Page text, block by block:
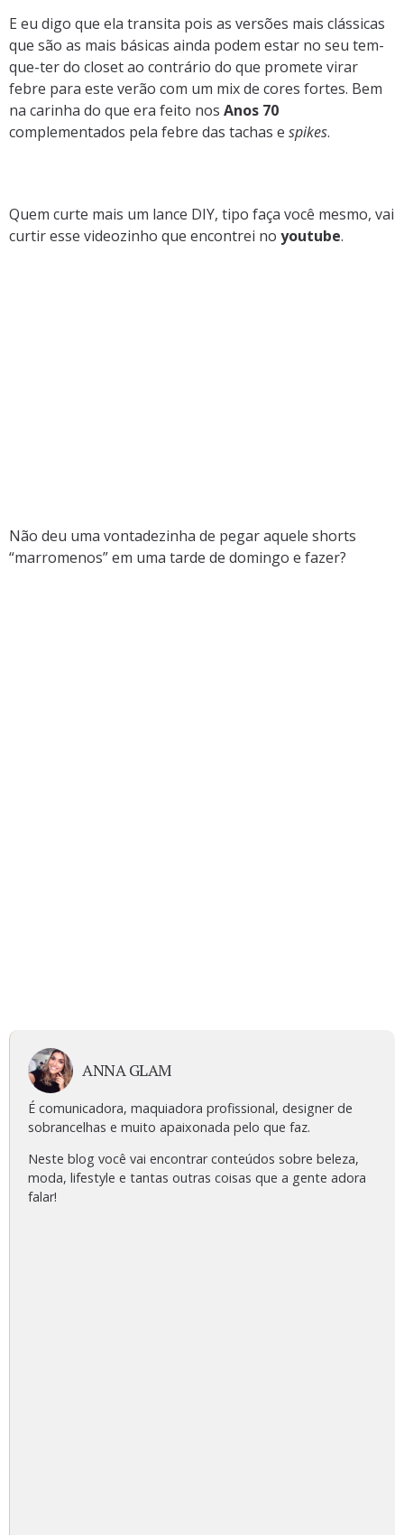
E eu digo que ela transita pois as versões mais clássicas
que são as mais básicas ainda podem estar no seu tem-
que-ter do closet ao contrário do que promete virar
febre para este verão com um mix de cores fortes. Bem
na carinha do que era feito nos Anos 70
complementados pela febre das tachas e spikes.
Quem curte mais um lance DIY, tipo faça você mesmo, vai
curtir esse videozinho que encontrei no youtube.
Não deu uma vontadezinha de pegar aquele shorts
“marromenos” em uma tarde de domingo e fazer?
ANNA GLAM
É comunicadora, maquiadora profissional, designer de
sobrancelhas e muito apaixonada pelo que faz.
Neste blog você vai encontrar conteúdos sobre beleza,
moda, lifestyle e tantas outras coisas que a gente adora
falar!